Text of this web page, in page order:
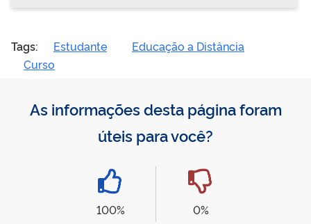
Tags: Estudante
Educação a Distância
Curso
As informações desta página foram
úteis para você?
100%
0%